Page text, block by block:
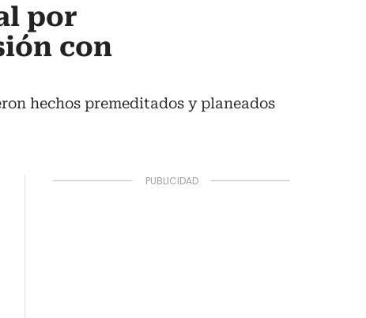
por
con
hechos premeditados y planeados